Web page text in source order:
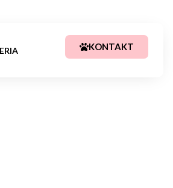
KONTAKT